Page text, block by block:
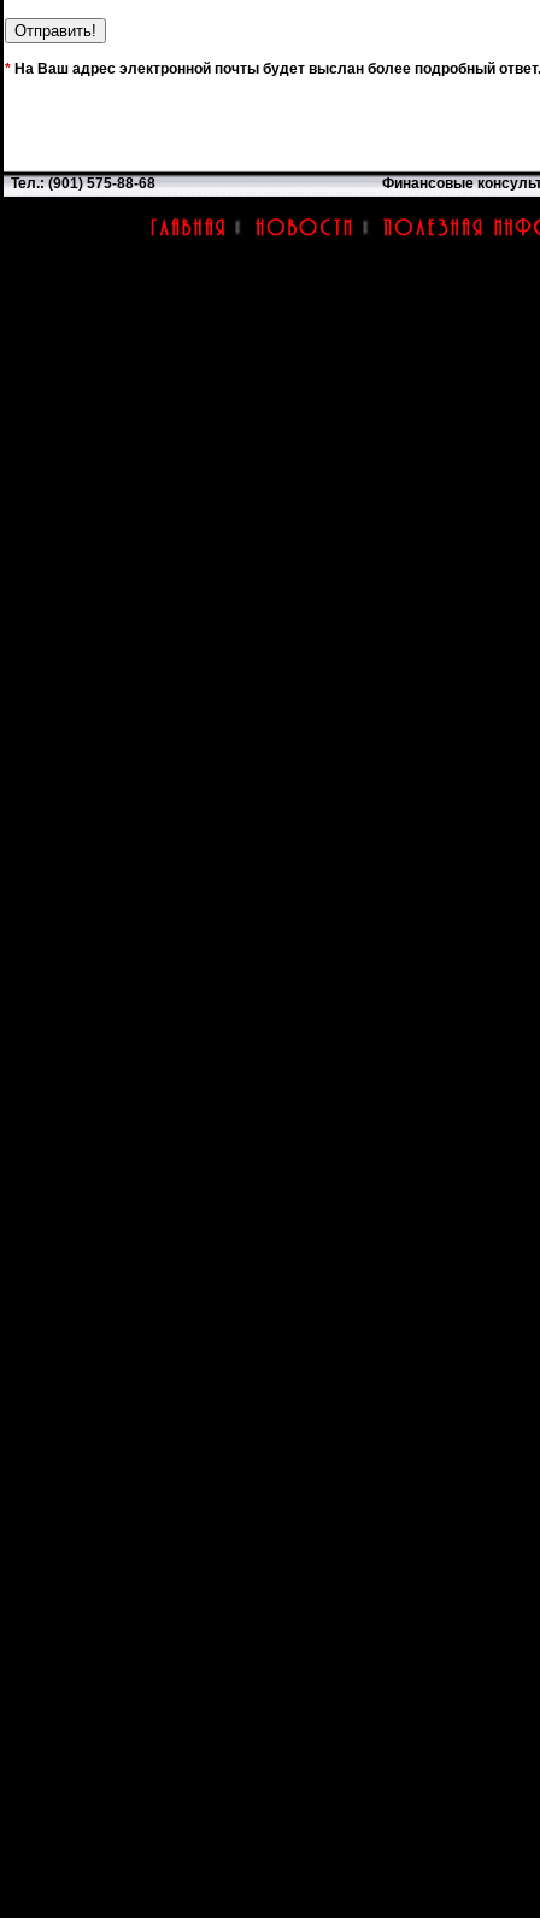
* На Ваш адрес электронной почты будет выслан более подробный ответ.
Тел.: (901) 575-88-68 Финансовые